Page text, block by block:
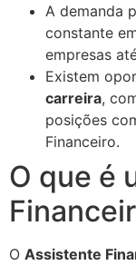
A demanda
constante
empresas
Existem
carreira,
posições
Financeiro.
O que é
O Assistente